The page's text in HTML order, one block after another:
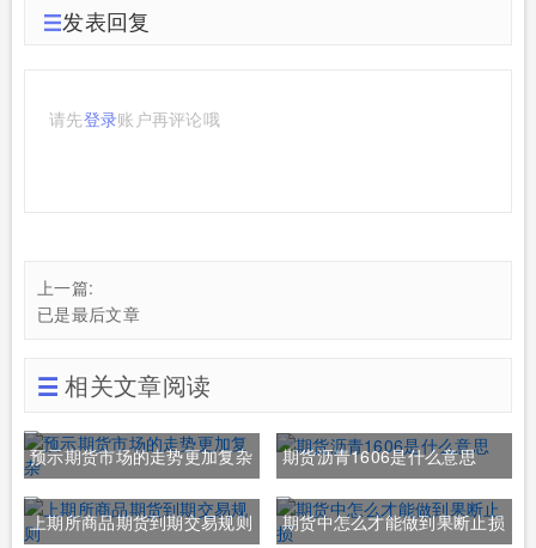
发表回复
请先登录账户再评论哦
上一篇:
已是最后文章
相关文章阅读
预示期货市场的走势更加复杂 期货沥青1606是什么意思
上期所商品期货到期交易规则 期货中怎么才能做到果断止损